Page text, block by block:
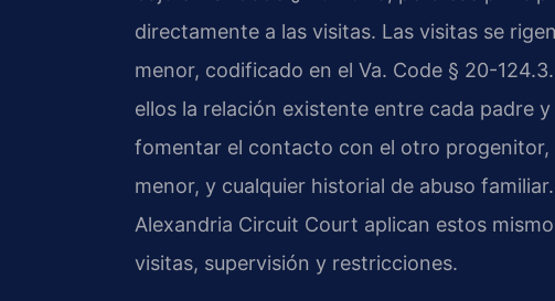
directamente a las visitas. Las visitas se
menor, codificado en el Va. Code § 20-
ellos la relación existente entre cada padre
fomentar el contacto con el otro
menor, y cualquier historial de abuso
Alexandria Circuit Court aplican estos
visitas, supervisión y restricciones.